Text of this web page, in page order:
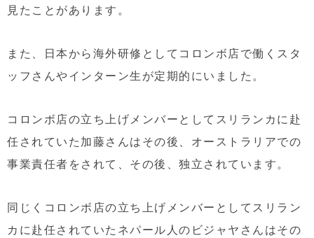
見たことがあります。
また、日本から海外研修としてコロンボ店で働くスタ
ッフさんやインターン生が定期的にいました。
コロンボ店の立ち上げメンバーとしてスリランカに赴
任されていた加藤さんはその後、オーストラリアでの
事業責任者をされて、その後、独立されています。
同じくコロンボ店の立ち上げメンバーとしてスリラン
カに赴任されていたネパール人のビジャヤさんはその